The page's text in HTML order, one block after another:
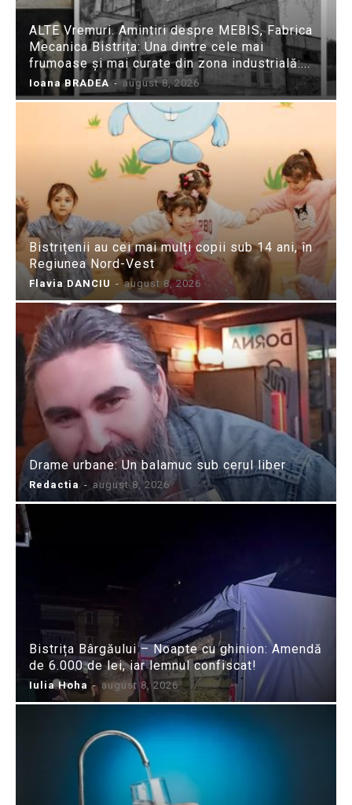
ALTE Vremuri. Amintiri despre MEBIS, Fabrica
Mecanica Bistrița: Una dintre cele mai
frumoase și mai curate din zona industrială:...
Ioana BRADEA - august 8, 2026
Bistrițenii au cei mai mulți copii sub 14 ani, în
Regiunea Nord-Vest
Flavia DANCIU - august 8, 2026
Drame urbane: Un balamuc sub cerul liber
Redactia - august 8, 2026
Bistrița Bârgăului – Noapte cu ghinion: Amendă
de 6.000 de lei, iar lemnul confiscat!
Iulia Hoha - august 8, 2026